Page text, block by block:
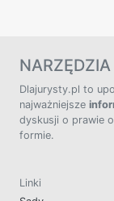
Dlajurysty.pl to
najważniejsze
dyskusji o prawie
formie.
Linki